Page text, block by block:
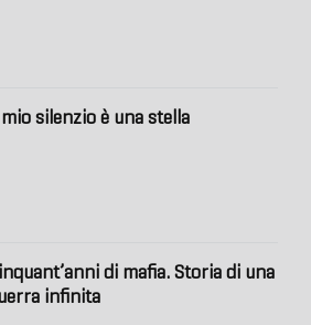
silenzio è una stella
di mafia. Storia di una
infinita